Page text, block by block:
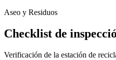
Aseo y Residuos
Checklist de
Verificación de la estación de